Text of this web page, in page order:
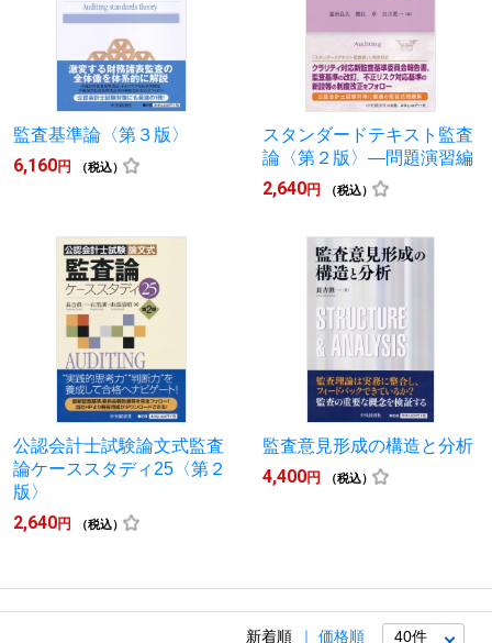
監査基準論〈第３版〉
6,160円 （税込）
スタンダードテキスト監査
論〈第２版〉―問題演習編
2,640円 （税込）
公認会計士試験論文式監査
論ケーススタディ25〈第２
版〉
2,640円 （税込）
監査意見形成の構造と分析
4,400円 （税込）
新着順 価格順